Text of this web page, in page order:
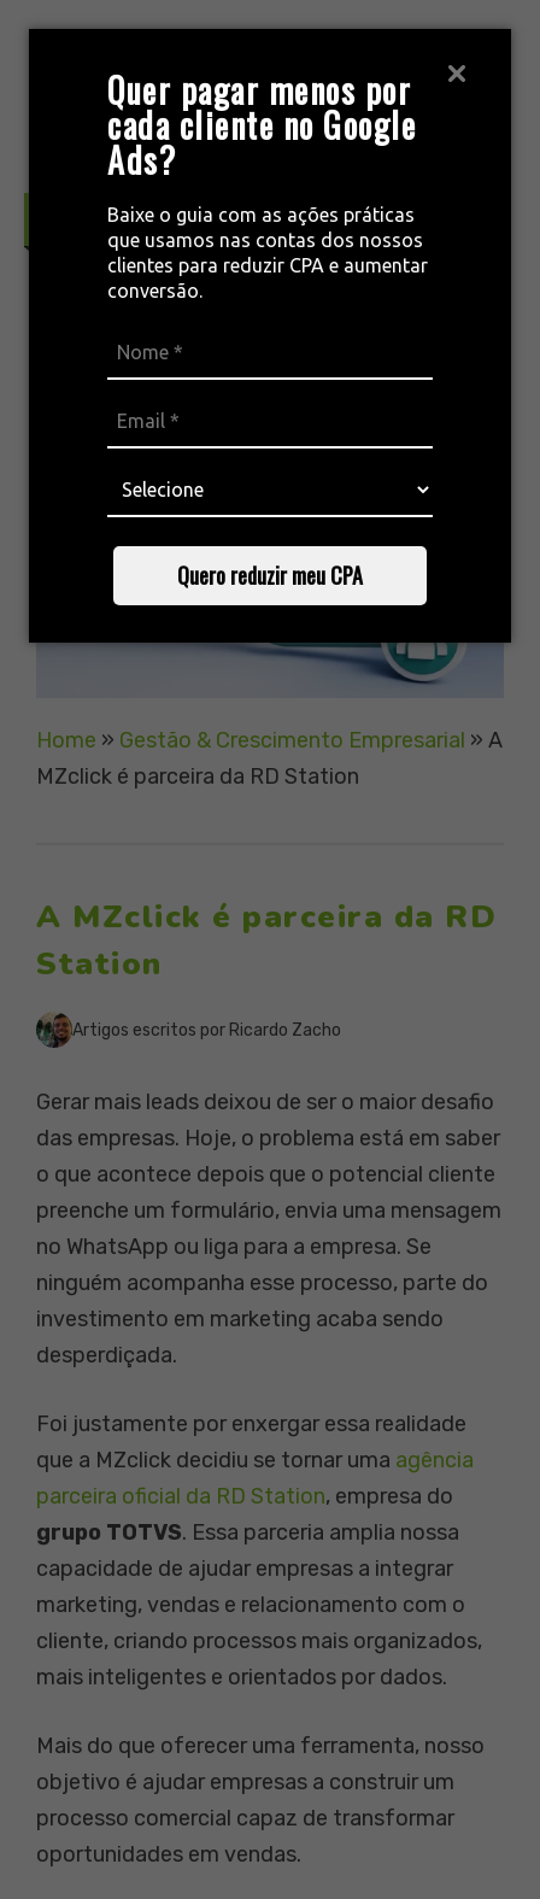
Quer pagar menos por
cada cliente no Google
Ads?
Baixe o guia com as ações práticas
que usamos nas contas dos nossos
clientes para reduzir CPA e aumentar
conversão.
Quero reduzir meu CPA
Gestão & Crescimento Empresarial
Home » Gestão & Crescimento Empresarial » A
MZclick é parceira da RD Station
A MZclick é parceira da RD
Station
Artigos escritos por Ricardo Zacho
Gerar mais leads deixou de ser o maior desafio
das empresas. Hoje, o problema está em saber
o que acontece depois que o potencial cliente
preenche um formulário, envia uma mensagem
no WhatsApp ou liga para a empresa. Se
ninguém acompanha esse processo, parte do
investimento em marketing acaba sendo
desperdiçada.
Foi justamente por enxergar essa realidade
que a MZclick decidiu se tornar uma agência
parceira oficial da RD Station, empresa do
grupo TOTVS. Essa parceria amplia nossa
capacidade de ajudar empresas a integrar
marketing, vendas e relacionamento com o
cliente, criando processos mais organizados,
mais inteligentes e orientados por dados.
Mais do que oferecer uma ferramenta, nosso
objetivo é ajudar empresas a construir um
processo comercial capaz de transformar
oportunidades em vendas.